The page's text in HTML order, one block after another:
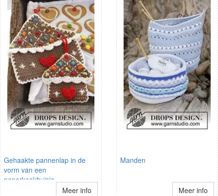
Gehaakte pannenlap in de
vorm van een
peperkoekhuisje
Meer info
Manden
Meer info